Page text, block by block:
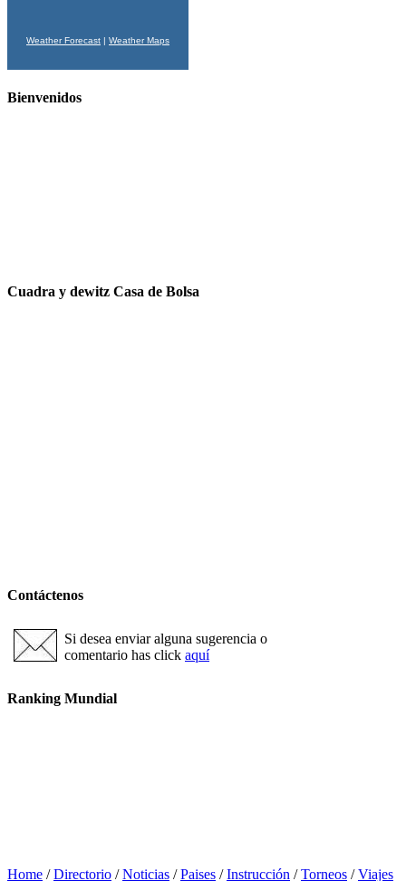
Weather Forecast Weather Maps
Bienvenidos
Cuadra y dewitz Casa de Bolsa
Contáctenos
Si desea enviar alguna sugerencia o
comentario has click aquí
Ranking Mundial
Home /Directorio /Noticias /Paises /Instrucción /Torneos /Viajes